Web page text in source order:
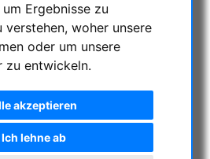
Ergebnisse zu
verstehen, woher unsere
oder um unsere
zu entwickeln.
akzeptieren
Ich lehne ab